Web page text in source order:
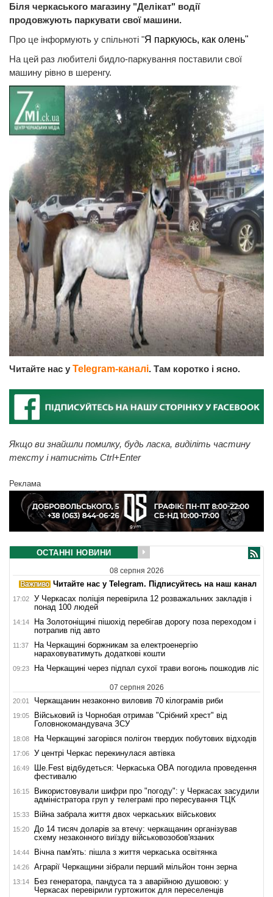
Біля черкаського магазину "Делікат" водії
продовжують паркувати свої машини.
Про це інформують у спільноті "Я паркуюсь, как олень"
На цей раз любителі бидло-паркування поставили свої
машину рівно в шеренгу.
Читайте нас у Telegram-каналі. Там коротко і ясно.
Якщо ви знайшли помилку, будь ласка, виділіть частину
тексту і натисніть Ctrl+Enter
Реклама
ОСТАННІ НОВИНИ
08 серпня 2026
Читайте нас у Telegram. Підписуйтесь на наш канал
17:02
У Черкасах поліція перевірила 12 розважальних закладів і
понад 100 людей
14:14
На Золотоніщині пішохід перебігав дорогу поза переходом і
потрапив під авто
11:37
На Черкащині боржникам за електроенергію
нараховуватимуть додаткові кошти
09:23 На Черкащині через підпал сухої трави вогонь пошкодив ліс
07 серпня 2026
20:01 Черкащанин незаконно виловив 70 кілограмів риби
19:05
Військовий із Чорнобая отримав "Срібний хрест" від
Головнокомандувача ЗСУ
18:08 На Черкащині загорівся полігон твердих побутових відходів
17:06 У центрі Черкас перекинулася автівка
16:49
Ше.Fest відбудеться: Черкаська ОВА погодила проведення
фестивалю
16:15
Використовували шифри про "погоду": у Черкасах засудили
адміністратора груп у телеграмі про пересування ТЦК
15:33 Війна забрала життя двох черкаських військових
15:20
До 14 тисяч доларів за втечу: черкащанин організував
схему незаконного виїзду військовозобов'язаних
14:44 Вічна пам'ять: пішла з життя черкаська освітянка
14:26 Аграрії Черкащини зібрали перший мільйон тонн зерна
13:14
Без генератора, пандуса та з аварійною душовою: у
Черкасах перевірили гуртожиток для переселенців